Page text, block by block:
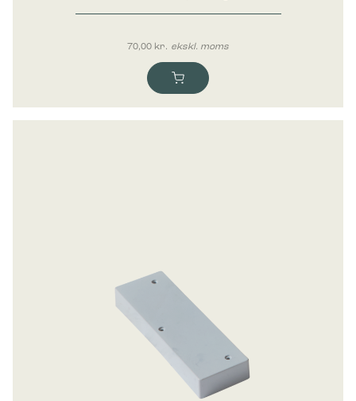
70,00 kr. ekskl. moms